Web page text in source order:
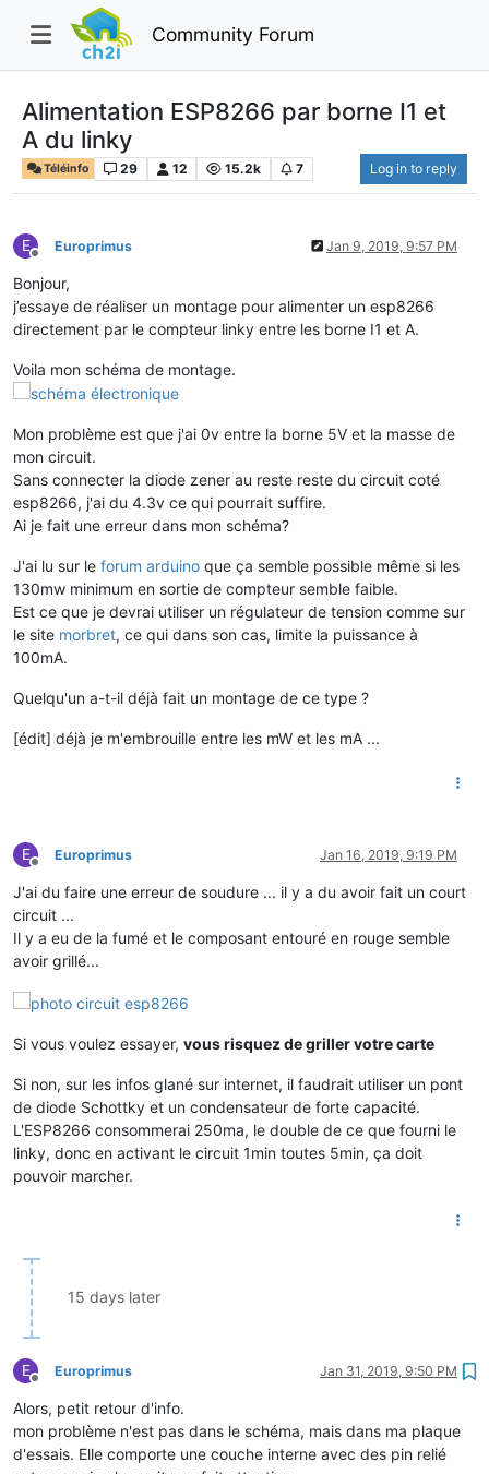
Community Forum
Alimentation ESP8266 par borne I1 et
A du linky
Téléinfo 29 12 15.2k 7 Log in to reply
E
Offline
Europrimus Jan 9, 2019, 9:57 PM
Bonjour,
j’essaye de réaliser un montage pour alimenter un esp8266
directement par le compteur linky entre les borne I1 et A.
Voila mon schéma de montage.
Mon problème est que j'ai 0v entre la borne 5V et la masse de
mon circuit.
Sans connecter la diode zener au reste reste du circuit coté
esp8266, j'ai du 4.3v ce qui pourrait suffire.
Ai je fait une erreur dans mon schéma?
J'ai lu sur le forum arduino que ça semble possible même si les
130mw minimum en sortie de compteur semble faible.
Est ce que je devrai utiliser un régulateur de tension comme sur
le site morbret, ce qui dans son cas, limite la puissance à
100mA.
Quelqu'un a-t-il déjà fait un montage de ce type ?
[édit] déjà je m'embrouille entre les mW et les mA ...
E
Offline
Europrimus Jan 16, 2019, 9:19 PM
J'ai du faire une erreur de soudure ... il y a du avoir fait un court
circuit ...
Il y a eu de la fumé et le composant entouré en rouge semble
avoir grillé...
Si vous voulez essayer, vous risquez de griller votre carte
Si non, sur les infos glané sur internet, il faudrait utiliser un pont
de diode Schottky et un condensateur de forte capacité.
L'ESP8266 consommerai 250ma, le double de ce que fourni le
linky, donc en activant le circuit 1min toutes 5min, ça doit
pouvoir marcher.
15 days later
E
Offline
Europrimus Jan 31, 2019, 9:50 PM
Alors, petit retour d'info.
mon problème n'est pas dans le schéma, mais dans ma plaque
d'essais. Elle comporte une couche interne avec des pin relié